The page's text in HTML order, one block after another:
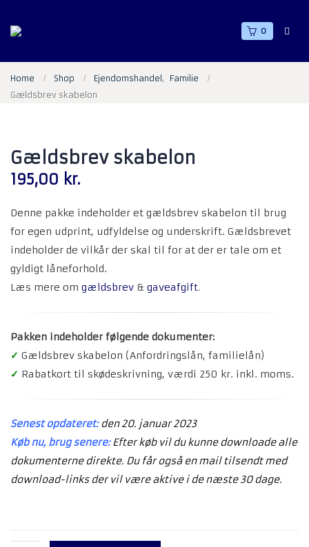
0
Home Shop Ejendomshandel ,
Familie
Gældsbrev skabelon
Gældsbrev skabelon
195,00 kr.
Denne pakke indeholder et gældsbrev skabelon til brug
for egen udprint, udfyldelse og underskrift. Gældsbrevet
indeholder de vilkår der skal til for at der er tale om et
gyldigt låneforhold.
Læs mere om gældsbrev & gaveafgift.
Pakken indeholder følgende dokumenter:
✓ Gældsbrev skabelon (Anfordringslån, familielån)
✓ Rabatkort til skødeskrivning, værdi 250 kr. inkl. moms.
Senest opdateret: den 20. januar 2023
Køb nu, brug senere:Efter køb vil du kunne downloade alle
dokumenterne direkte. Du får også en mail tilsendt med
download-links der vil være aktive i de næste 30 dage.